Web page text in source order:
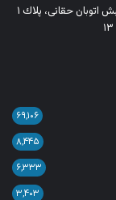
آدرس: تهران - خیابان میرداماد، خیابان مصدق جنوبی،نبش اتوبان حقانی، پلاك ١
۶۹,۱۰۶
۸,۴۴۵
۶,۳۳۳
۳,۴۰۳